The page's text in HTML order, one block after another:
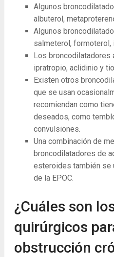
Algunos
albuterol,
Algunos
salmeterol, formoterol,
Los broncodilatadores
ipratropio, aclidinio y
Existen otros
que se usan
recomiendan como
deseados, como
convulsiones.
Una combinación de
broncodilatadores de
esteroides también se
de la EPOC.
¿Cuáles son
quirúrgicos
obstrucción